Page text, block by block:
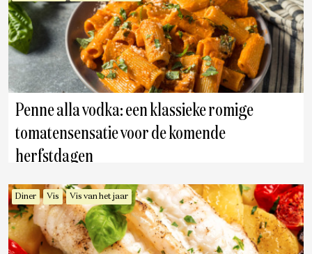
Penne alla vodka: een klassieke romige
tomatensensatie voor de komende
herfstdagen
Diner Vis Vis van het jaar